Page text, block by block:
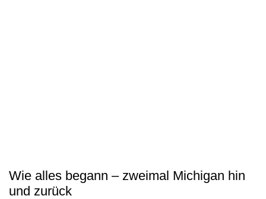
Wie alles begann – zweimal Michigan hin
und zurück